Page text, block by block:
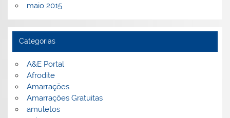
maio 2015
Categorias
A&E Portal
Afrodite
Amarrações
Amarrações Gratuitas
amuletos